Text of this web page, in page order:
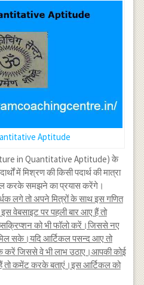
Aptitude
in Quantitative Aptitude) के
में मिश्रण की किसी पदार्थ की मात्रा
करके समझने का प्रयास करेंगे।
लगे तो अपने मित्रों के साथ इस गणित
वेबसाइट पर पहली बार आए हैं तो
को भी फॉलो करें।जिससे नए
सके।यदि आर्टिकल पसन्द आए तो
जिससे वे भी लाभ उठाए।आपकी कोई
हैं तो कमेंट करके बताएं।इस आर्टिकल को